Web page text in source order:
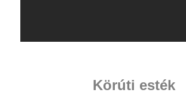
Körúti esték